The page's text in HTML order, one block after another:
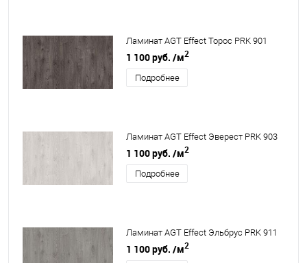
Ламинат AGT Effect Торос PRK 901
1 100 руб. /м2
Подробнее
Ламинат AGT Effect Эверест PRK 903
1 100 руб. /м2
Подробнее
Ламинат AGT Effect Эльбрус PRK 911
1 100 руб. /м2